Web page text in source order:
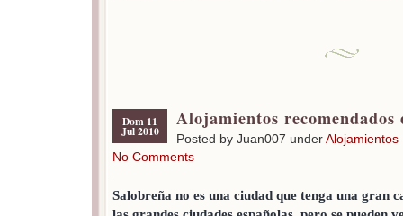
Dom 11
Jul 2010
Alojamientos recomendados
Posted by Juan007 underAlojamientos
No Comments
Salobreña no es una ciudad que tenga una gran